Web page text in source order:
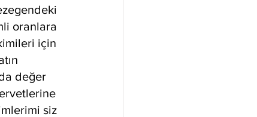
oranlara
için
değer
siz